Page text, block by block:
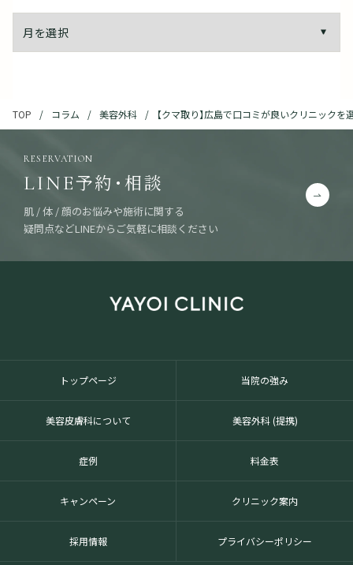
TOP コラム 美容外科 【クマ取り】広島で口コミが良いクリニック
LINE予約・相談
RESERVATION
肌 / 体 / 顔のお悩みや施術に関する
疑問点などLINEからご気軽に相談ください
トップページ 当院の強み
美容皮膚科について 美容外科 (提携)
症例 料金表
キャンペーン クリニック案内
採用情報 プライバシーポリシー